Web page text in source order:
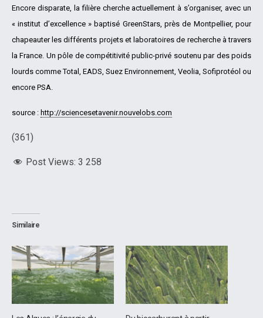
Encore disparate, la filière cherche actuellement à s’organiser, avec un
« institut d’excellence » baptisé GreenStars, près de Montpellier, pour
chapeauter les différents projets et laboratoires de recherche à travers
la France. Un pôle de compétitivité public-privé soutenu par des poids
lourds comme Total, EADS, Suez Environnement, Veolia, Sofiprotéol ou
encore PSA.
source : http://sciencesetavenir.nouvelobs.com
(361)
Post Views: 3 258
Similaire